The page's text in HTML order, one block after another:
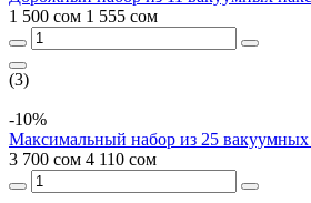
1 500 сом 1 555 сом
(3)
-10%
Максимальный набор из 25
3 700 сом 4 110 сом